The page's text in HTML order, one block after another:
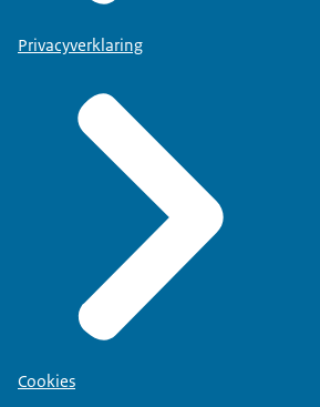
Privacyverklaring
Cookies